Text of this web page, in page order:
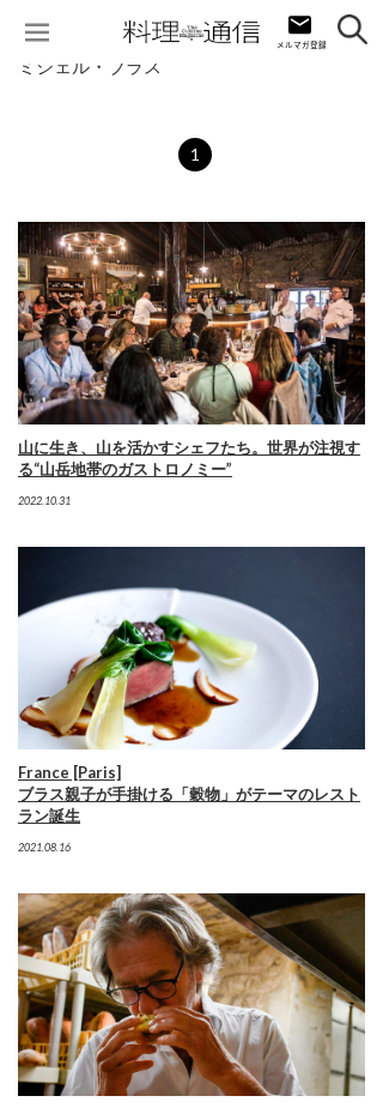
ミシェル・ブラス
1
山に生き、山を活かすシェフたち。世界が注視す
る“山岳地帯のガストロノミー”
2022.10.31
France [Paris]
ブラス親子が手掛ける「穀物」がテーマのレスト
ラン誕生
2021.08.16